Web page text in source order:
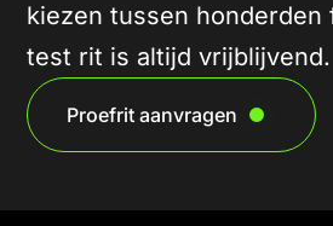
kiezen tussen honderden
test rit is altijd vrijblijvend.
Proefrit aanvragen